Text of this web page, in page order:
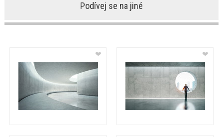
Podívej se na jiné
❤ ❤